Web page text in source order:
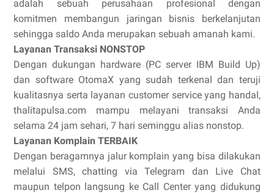
adalah sebuah perusahaan profesional dengan
komitmen membangun jaringan bisnis berkelanjutan
sehingga saldo Anda merupakan sebuah amanah kami.
Layanan Transaksi NONSTOP
Dengan dukungan hardware (PC server IBM Build Up)
dan software OtomaX yang sudah terkenal dan teruji
kualitasnya serta layanan customer service yang handal,
thalitapulsa.com mampu melayani transaksi Anda
selama 24 jam sehari, 7 hari seminggu alias nonstop.
Layanan Komplain TERBAIK
Dengan beragamnya jalur komplain yang bisa dilakukan
melalui SMS, chatting via Telegram dan Live Chat
maupun telpon langsung ke Call Center yang didukung